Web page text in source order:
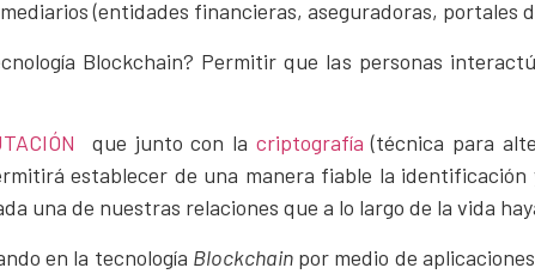
(entidades financieras, aseguradoras, portales
Blockchain? Permitir que las personas
que junto con la criptografía (técnica para
establecer de una manera fiable la
una de nuestras relaciones que a lo largo de la vida
en la tecnología Blockchainpor medio de